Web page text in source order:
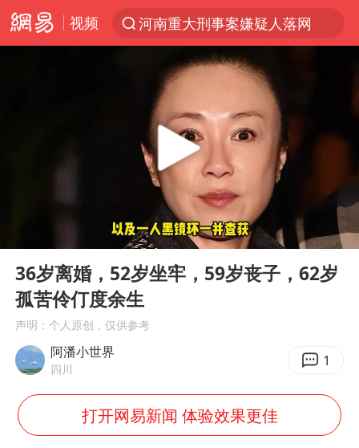
视频
河南重大刑事案嫌疑人落网
解锁各地夏日限定体验
金饰克价一夜涨回1300元
新疆景区自驾服务费改为按车收费
梁家辉：到内地拍戏不是北上是回归
白海豚将正面袭击贯穿浙江
酒店回应车内过夜被收150元
几元成本 千万市值蒸发
牛津大学一纸声明甩不了锅
儿子陪躺平老爹体验外卖员火了
浙江台州《告全体市民书》
香港宏福苑火灾或由烟头引起
Play
10:04
36岁离婚，52岁坐牢，59岁丧子，62岁
孤苦伶仃度余生
声明：个人原创，仅供参考
阿潘小世界
四川 1
打开网易新闻 体验效果更佳